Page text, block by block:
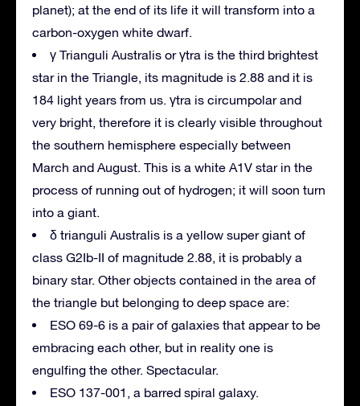
planet); at the end of its life it will transform into a
carbon-oxygen white dwarf.
γ Trianguli Australis or γtra is the third brightest
star in the Triangle, its magnitude is 2.88 and it is
184 light years from us. γtra is circumpolar and
very bright, therefore it is clearly visible throughout
the southern hemisphere especially between
March and August. This is a white A1V star in the
process of running out of hydrogen; it will soon turn
into a giant.
δ trianguli Australis is a yellow super giant of
class G2Ib-II of magnitude 2.88, it is probably a
binary star. Other objects contained in the area of ​​
the triangle but belonging to deep space are:
ESO 69-6 is a pair of galaxies that appear to be
embracing each other, but in reality one is
engulfing the other. Spectacular.
ESO 137-001, a barred spiral galaxy.